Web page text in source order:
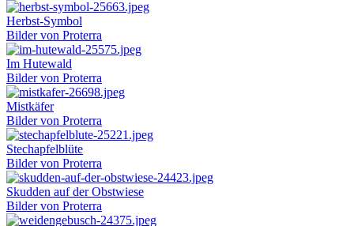
Herbst-Symbol
Bilder von Proterra
Im Hutewald
Bilder von Proterra
Mistkäfer
Bilder von Proterra
Stechapfelblüte
Bilder von Proterra
Skudden auf der Obstwiese
Bilder von Proterra